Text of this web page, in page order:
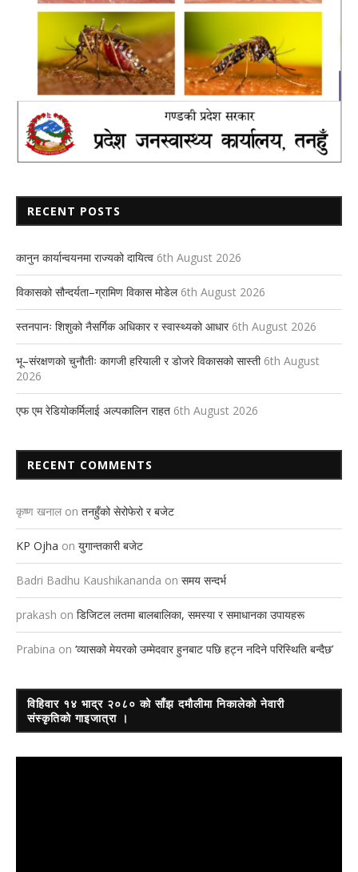
RECENT POSTS
कानुन कार्यान्वयनमा राज्यको दायित्व 6th August 2026
विकासको सौन्दर्यता–ग्रामिण विकास मोडेल 6th August 2026
स्तनपानः शिशुको नैसर्गिक अधिकार र स्वास्थ्यको आधार 6th August 2026
भू–संरक्षणको चुनौतीः कागजी हरियाली र डोजरे विकासको सास्ती 6th August
2026
एफ एम रेडियोकर्मिलाई अल्पकालिन राहत 6th August 2026
RECENT COMMENTS
कृष्ण खनाल on तनहुँको सेरोफेरो र बजेट
KP Ojha on युगान्तकारी बजेट
Badri Badhu Kaushikananda on समय सन्दर्भ
prakash on डिजिटल लतमा बालबालिका, समस्या र समाधानका उपायहरू
Prabina on ‘व्यासको मेयरको उम्मेदवार हुनबाट पछि हट्न नदिने परिस्थिति बन्दैछ’
विहिवार १४ भाद्र २०८० को साँझ दमौलीमा निकालेको नेवारी
संस्कृतिको गाइजात्रा ।